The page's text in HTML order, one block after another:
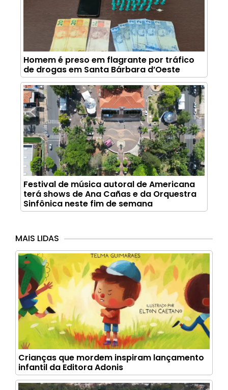
Homem é preso em flagrante por tráfico
de drogas em Santa Bárbara d’Oeste
Festival de música autoral de Americana
terá shows de Ana Cañas e da Orquestra
Sinfônica neste fim de semana
MAIS LIDAS
Crianças que mordem inspiram lançamento
infantil da Editora Adonis